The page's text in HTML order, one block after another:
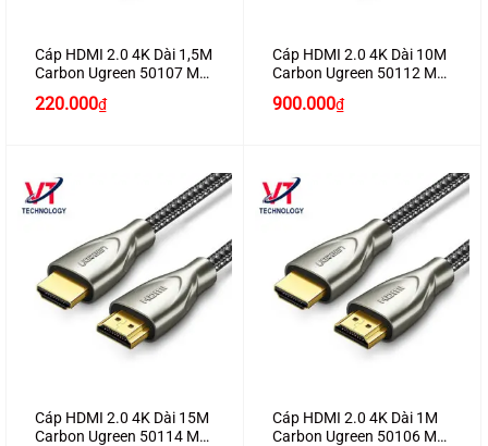
Cáp HDMI 2.0 4K Dài 1,5M
Carbon Ugreen 50107 Mạ
Cao Cấp (60Hz)
220.000₫
Cáp HDMI 2.0 4K Dài 10M
Carbon Ugreen 50112 Mạ
Cao Cấp (60Hz)
900.000₫
Cáp HDMI 2.0 4K Dài 15M
Carbon Ugreen 50114 Mạ
Cáp HDMI 2.0 4K Dài 1M
Carbon Ugreen 50106 Mạ